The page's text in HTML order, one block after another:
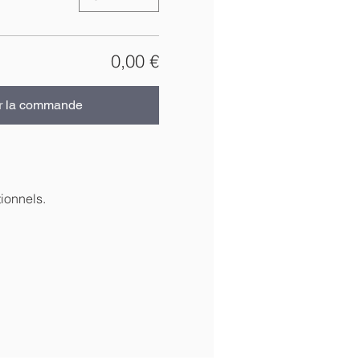
0,00 €
la commande